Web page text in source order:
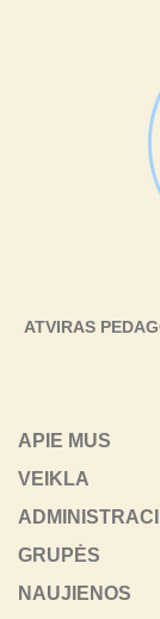
ATVIRAS
APIE MUS
VEIKLA
GRUPĖS
NAUJIENOS